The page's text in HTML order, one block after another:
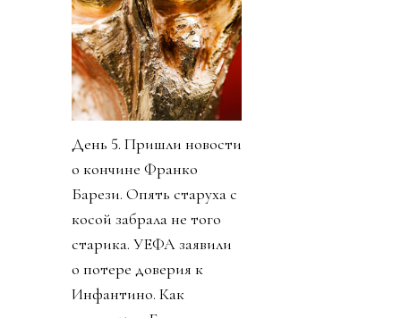
День 5. Пришли новости
о кончине Франко
Барези. Опять старуха с
косой забрала не того
старика. УЕФА заявили
о потере доверия к
Инфантино. Как